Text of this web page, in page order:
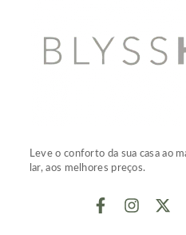
Leve o conforto da sua casa ao
lar, aos melhores preços.